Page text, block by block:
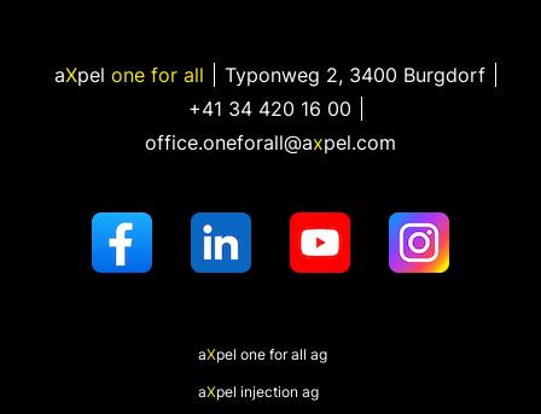
aXpel one for all Typonweg 2, 3400 Burgdorf
+41 34 420 16 00
office.oneforall@axpel.com
aXpel one for all ag
aXpel injection ag